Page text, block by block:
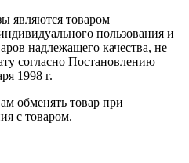
являются товаром
пользования и
надлежащего качества, не
согласно Постановлению
1998 г.
обменять товар при
с товаром.